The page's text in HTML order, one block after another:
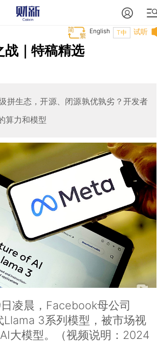
试听
T中
English
战｜特稿精选
拼生态，开源、闭源孰优孰劣？开发者
算力和模型
凌晨，Facebook母公司
3系列模型，被市场视
大模型。（视频说明：2024